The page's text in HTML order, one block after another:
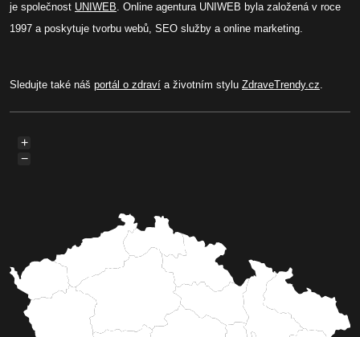
je společnost UNIWEB. Online agentura UNIWEB byla založená v roce
1997 a poskytuje tvorbu webů, SEO služby a online marketing.
Sledujte také náš portál o zdraví a životním stylu ZdraveTrendy.cz.
+
−